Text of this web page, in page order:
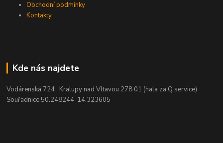
Obchodní podmínky
Kontakty
Kde nás najdete
Vodárenská 724 , Kralupy nad Vltavou 278 01 (hala za Q service)
Souřadnice 50.248244 14.323605